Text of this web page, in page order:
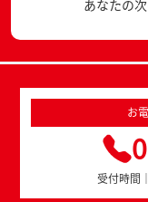
あなたの
お
受付時間